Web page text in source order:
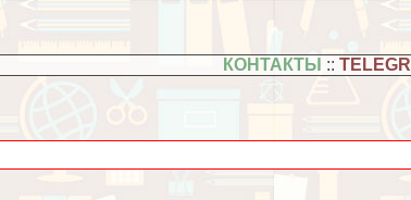
КОНТАКТЫ ::